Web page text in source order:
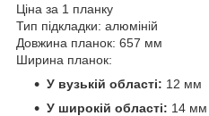
Ціна за 1 планку
Тип підкладки: алюміній
Довжина планок: 657 мм
Ширина планок:
У вузькій області: 12 мм
У широкій області: 14 мм